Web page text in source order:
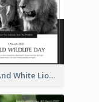
Black And White Lion World Wildlife Day Instagram Post